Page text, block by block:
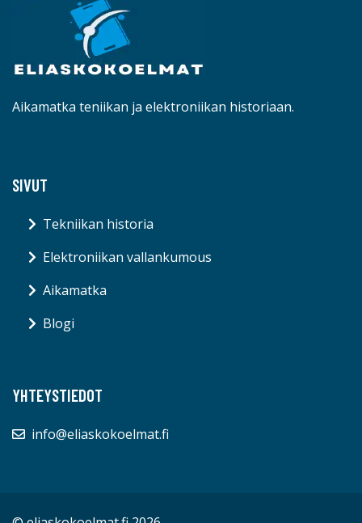
Aikamatka teniikan ja elektroniikan historiaan.
SIVUT
Tekniikan historia
Elektroniikan vallankumous
Aikamatka
Blogi
YHTEYSTIEDOT
info@eliaskokoelmat.fi